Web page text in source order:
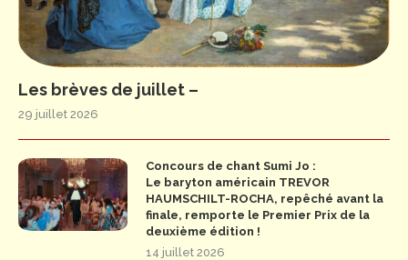
Les brèves de juillet –
29 juillet 2026
Concours de chant Sumi Jo :
Le baryton américain TREVOR
HAUMSCHILT-ROCHA, repêché avant la
finale, remporte le Premier Prix de la
deuxième édition !
14 juillet 2026